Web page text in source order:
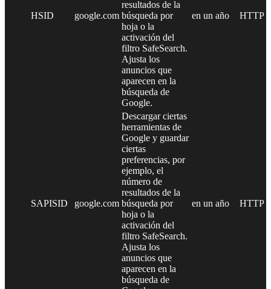
HSID google.com
resultados de la
búsqueda por
hoja o la
activación del
filtro SafeSearch.
Ajusta los
anuncios que
aparecen en la
búsqueda de
Google.
en un año HTTP
SAPISID google.com
Descargar ciertas
herramientas de
Google y guardar
ciertas
preferencias, por
ejemplo, el
número de
resultados de la
búsqueda por
hoja o la
activación del
filtro SafeSearch.
Ajusta los
anuncios que
aparecen en la
búsqueda de
en un año HTTP